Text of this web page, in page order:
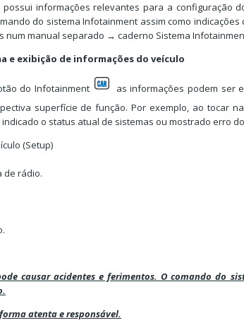
informações relevantes para a configuração
do sistema Infotainment assim como
num manual separado → caderno Sistema
e exibição de informações do veículo
do Infotainment
as informações podem ser
superfície de função. Por exemplo, ao tocar
o status atual de sistemas ou mostrado erro
(Setup)
de rádio.
causar acidentes e ferimentos. O comando do
atenta e responsável.